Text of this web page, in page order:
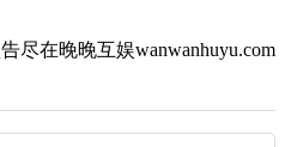
尽在晚晚互娱wanwanhuyu.com